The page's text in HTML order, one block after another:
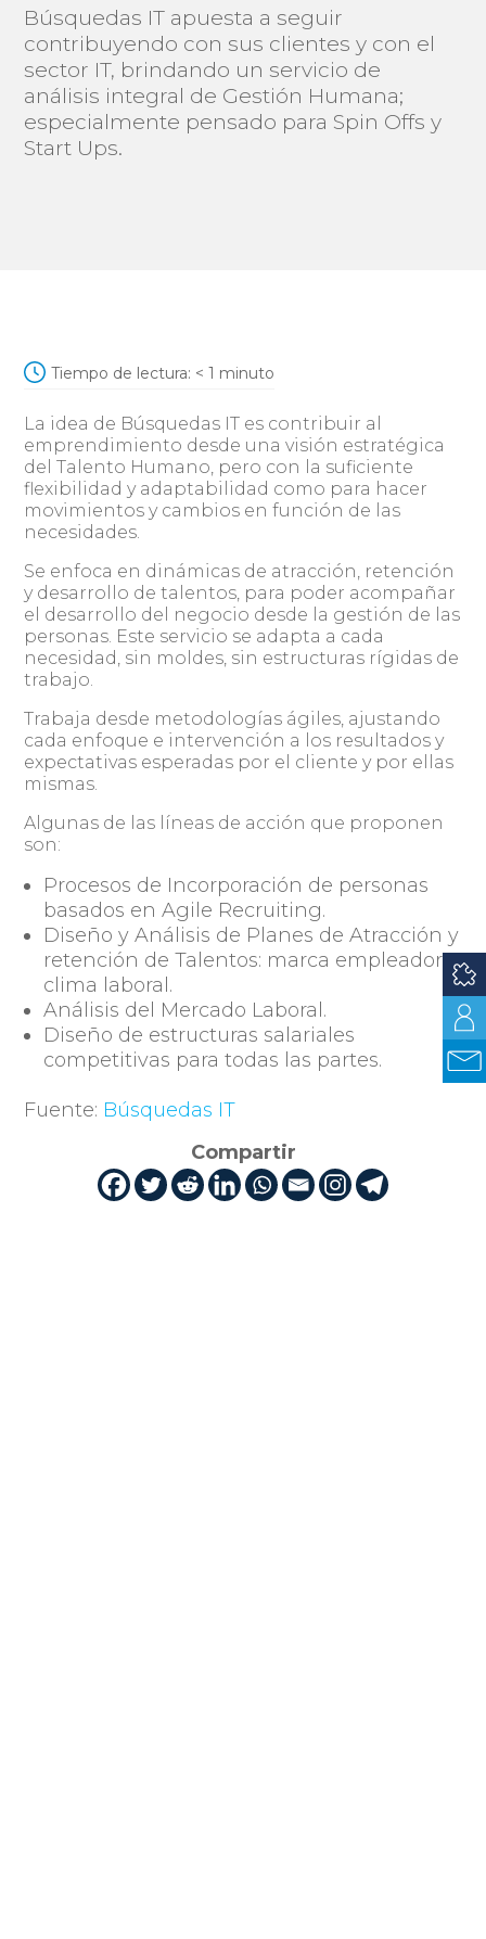
Búsquedas IT apuesta a seguir
contribuyendo con sus clientes y con el
sector IT, brindando un servicio de
análisis integral de Gestión Humana;
especialmente pensado para Spin Offs y
Start Ups.
Tiempo de lectura: < 1 minuto
La idea de Búsquedas IT es contribuir al
emprendimiento desde una visión estratégica
del Talento Humano, pero con la suficiente
flexibilidad y adaptabilidad como para hacer
movimientos y cambios en función de las
necesidades.
Se enfoca en dinámicas de atracción, retención
y desarrollo de talentos, para poder acompañar
el desarrollo del negocio desde la gestión de las
personas. Este servicio se adapta a cada
necesidad, sin moldes, sin estructuras rígidas de
trabajo.
Trabaja desde metodologías ágiles, ajustando
cada enfoque e intervención a los resultados y
expectativas esperadas por el cliente y por ellas
mismas.
Algunas de las líneas de acción que proponen
son:
Procesos de Incorporación de personas
basados en Agile Recruiting.
Diseño y Análisis de Planes de Atracción y
retención de Talentos: marca empleadora,
clima laboral.
Análisis del Mercado Laboral.
Diseño de estructuras salariales
competitivas para todas las partes.
Fuente: Búsquedas IT
Compartir